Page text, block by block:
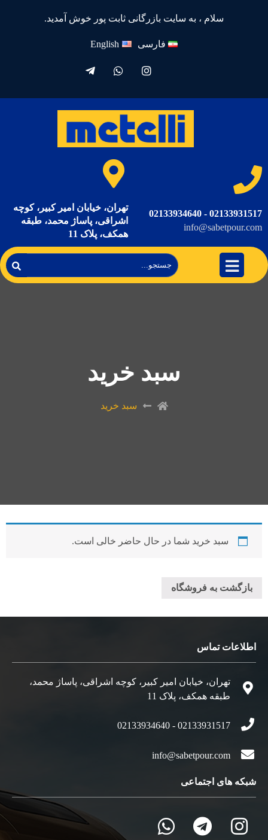
سلام ، به سایت بازرگانی ثابت پور خوش آمدید.
فارسی English
02133931517 - 02133934640
info@sabetpour.com
تهران، خیابان امیر کبیر، کوچه
اشراقی، پاساژ محمد، طبقه
همکف، پلاک 11
سبد خرید
سبد خرید
سبد خرید شما در حال حاضر خالی است.
بازگشت به فروشگاه
اطلاعات تماس
تهران، خیابان امیر کبیر، کوچه اشراقی، پاساژ محمد،
طبقه همکف، پلاک 11
02133931517 - 02133934640
info@sabetpour.com
شبکه های اجتماعی